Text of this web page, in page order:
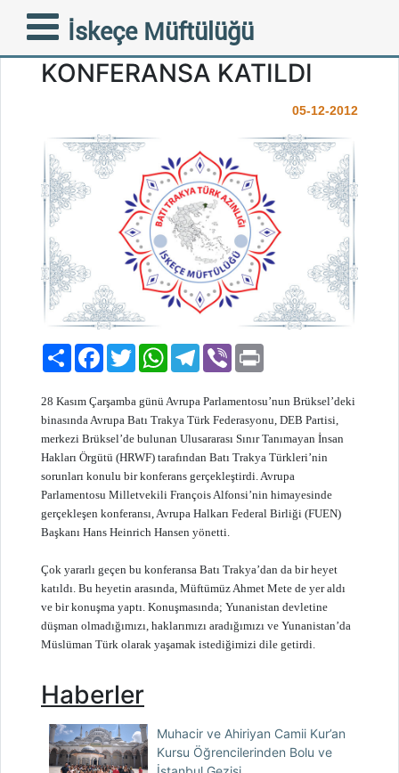
İskeçe Müftülüğü
İSKEÇE MÜFTÜSÜ AHMET
METE BRÜKSEL’DE
KONFERANSA KATILDI
05-12-2012
PaylaşFacebook
TwitterWhatsAppTelegram
Viber
28 Kasım Çarşamba günü Avrupa Parlamentosu’nun Brüksel’deki
binasında Avrupa Batı Trakya Türk Federasyonu, DEB Partisi,
merkezi Brüksel’de bulunan Ulusararası Sınır Tanımayan İnsan
Hakları Örgütü (HRWF) tarafından Batı Trakya Türkleri’nin
sorunları konulu bir konferans gerçekleştirdi. Avrupa
Parlamentosu Milletvekili François Alfonsi’nin himayesinde
gerçekleşen konferansı, Avrupa Halkarı Federal Birliği (FUEN)
Başkanı Hans Heinrich Hansen yönetti.
Çok yararlı geçen bu konferansa Batı Trakya’dan da bir heyet
katıldı. Bu heyetin arasında, Müftümüz Ahmet Mete de yer aldı
ve bir konuşma yaptı. Konuşmasında; Yunanistan devletine
düşman olmadığımızı, haklarımızı aradığımızı ve Yunanistan’da
Müslüman Türk olarak yaşamak istediğimizi dile getirdi.
Haberler
Muhacir ve Ahiriyan Camii Kur’an
Kursu Öğrencilerinden Bolu ve